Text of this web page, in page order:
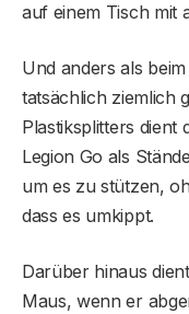
auf einem Tisch mit
Und anders als
tatsächlich ziemlich
Plastiksplitters dient
Legion Go als
um es zu stützen,
dass es umkippt.
Darüber hinaus
Maus, wenn er